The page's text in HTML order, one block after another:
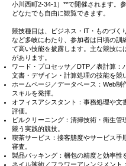
小川西町2-34-1）**で開催されます。
どなたでも自由に観覧できます。
競技種目は、ビジネス・IT・ものづく
など多岐にわたり、参加者は日頃の訓
て高い技能を披露します。主な競技に
があります。
ワード・プロセッサ／DTP／表計算：
文書・デザイン・計算処理の技能を競
ホームページ／データベース：Web制
スキルを発揮。
オフィスアシスタント：事務処理や文
評価。
ビルクリーニング：清掃技術・衛生管
競う実践的競技。
喫茶サービス：接客態度やサービス手
審査。
製品パッキング：梱包の精度と効率性
ネイル施術／フラワーアレンジメント